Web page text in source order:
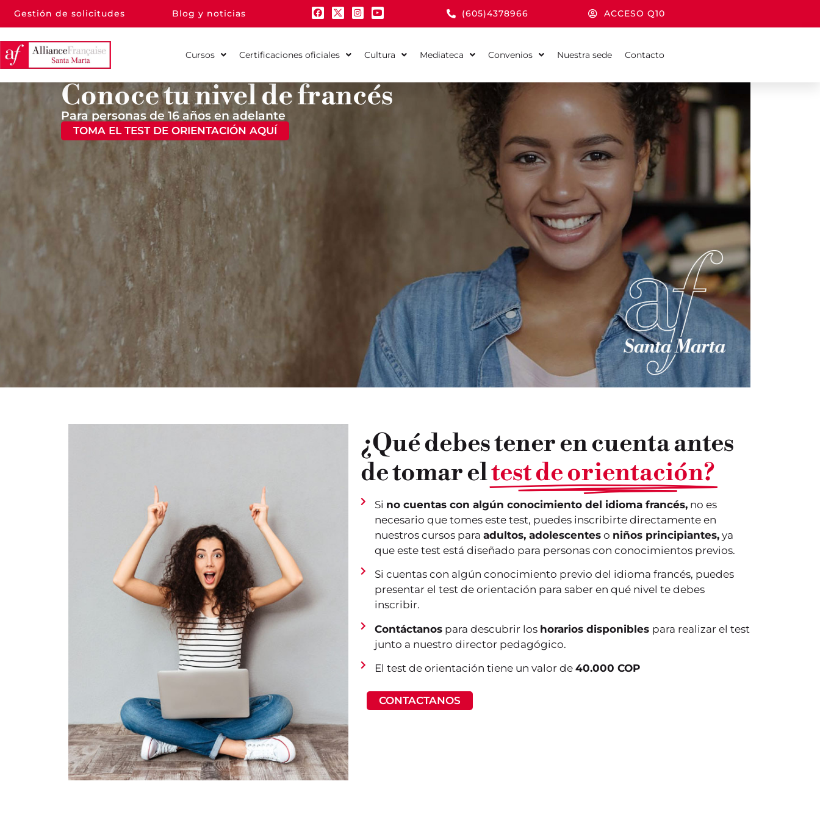
Gestión de solicitudes Blog y noticias (605)4378966 ACCESO Q10
Cursos Certificaciones oficiales Cultura Mediateca Convenios Nuestra sede Contacto
Conoce tu nivel de francés
Para personas de 16 años en adelante
TOMA EL TEST DE ORIENTACIÓN AQUÍ
¿Qué debes tener en cuenta antes
de tomar eltest de orientación?
Si no cuentas con algún conocimiento del idioma francés,no es
necesario que tomes este test, puedes inscribirte directamente en
nuestros cursos para adultos, adolescenteso niños principiantes,ya
que este test está diseñado para personas con conocimientos previos.
Si cuentas con algún conocimiento previo del idioma francés, puedes
presentar el test de orientación para saber en qué nivel te debes
inscribir.
Contáctanospara descubrir los horarios disponibles para realizar el test
junto a nuestro director pedagógico.
El test de orientación tiene un valor de 40.000 COP
CONTACTANOS